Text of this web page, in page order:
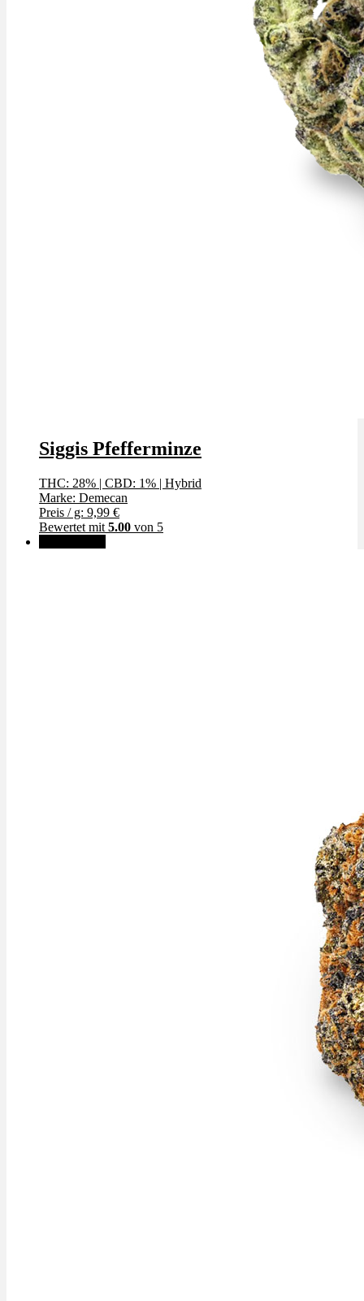
Siggis Pfefferminze
THC: 28% | CBD: 1% | Hybrid
Marke: Demecan
Preis / g: 9,99 €
Bewertet mit 5.00 von 5